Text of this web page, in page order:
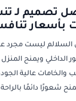
تصميم لـ
بأسعار
السلالم ليست مجرد
الداخلي ويمنح
والخامات عالية
شعورًا دائمًا